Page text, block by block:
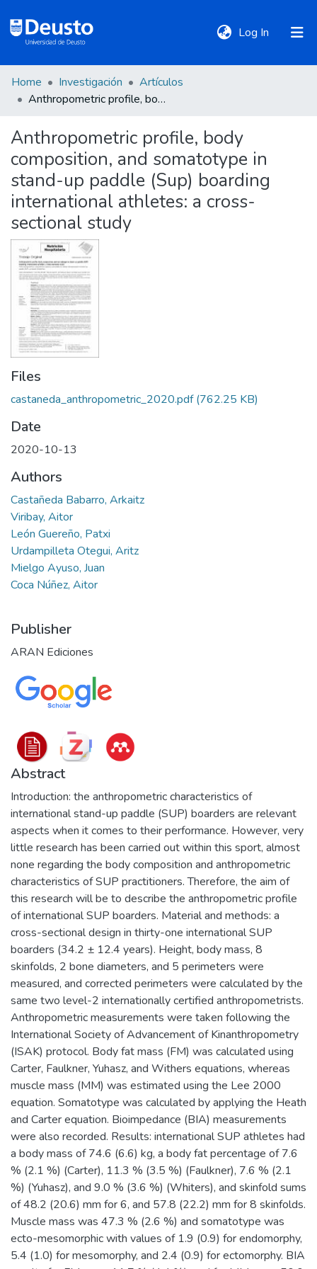
Log In (current)
DeustoTeka
Communities
&
Collections
All of DSpace
Statistics
Policies
Home Investigación
Artículos
Anthropometric profile, body composition, and somatotype in stand-up paddle (Sup) boarding international athletes: a cross-sectional study
Anthropometric profile, body
composition, and somatotype in
stand-up paddle (Sup) boarding
international athletes: a cross-
sectional study
Files
castaneda_anthropometric_2020.pdf(762.25 KB)
Date
2020-10-13
Authors
Castañeda Babarro, Arkaitz
Viribay, Aitor
León Guereño, Patxi
Urdampilleta Otegui, Aritz
Mielgo Ayuso, Juan
Coca Núñez, Aitor
Publisher
ARAN Ediciones
Abstract
Introduction: the anthropometric characteristics of
international stand-up paddle (SUP) boarders are relevant
aspects when it comes to their performance. However, very
little research has been carried out within this sport, almost
none regarding the body composition and anthropometric
characteristics of SUP practitioners. Therefore, the aim of
this research will be to describe the anthropometric profile
of international SUP boarders. Material and methods: a
cross-sectional design in thirty-one international SUP
boarders (34.2 ± 12.4 years). Height, body mass, 8
skinfolds, 2 bone diameters, and 5 perimeters were
measured, and corrected perimeters were calculated by the
same two level-2 internationally certified anthropometrists.
Anthropometric measurements were taken following the
International Society of Advancement of Kinanthropometry
(ISAK) protocol. Body fat mass (FM) was calculated using
Carter, Faulkner, Yuhasz, and Withers equations, whereas
muscle mass (MM) was estimated using the Lee 2000
equation. Somatotype was calculated by applying the Heath
and Carter equation. Bioimpedance (BIA) measurements
were also recorded. Results: international SUP athletes had
a body mass of 74.6 (6.6) kg, a body fat percentage of 7.6
% (2.1 %) (Carter), 11.3 % (3.5 %) (Faulkner), 7.6 % (2.1
%) (Yuhasz), and 9.0 % (3.6 %) (Whiters), and skinfold sums
of 48.2 (20.6) mm for 6, and 57.8 (22.2) mm for 8 skinfolds.
Muscle mass was 47.3 % (2.6 %) and somatotype was
ecto-mesomorphic with values of 1.9 (0.9) for endomorphy,
5.4 (1.0) for mesomorphy, and 2.4 (0.9) for ectomorphy. BIA